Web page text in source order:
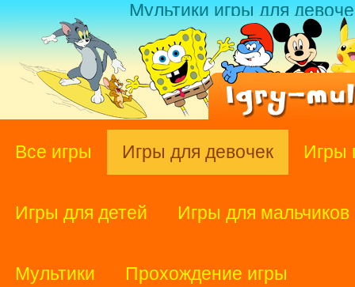
Мультики игры для
Все игры Игры для девочек Игры
Игры для детей Игры для мальчиков
Мультики Прохождение игры